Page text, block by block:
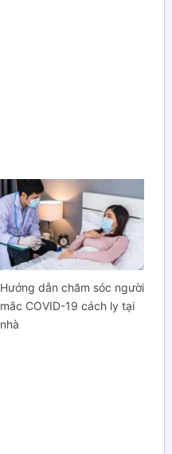
Hướng dẫn chăm sóc người
mắc COVID-19 cách ly tại
nhà